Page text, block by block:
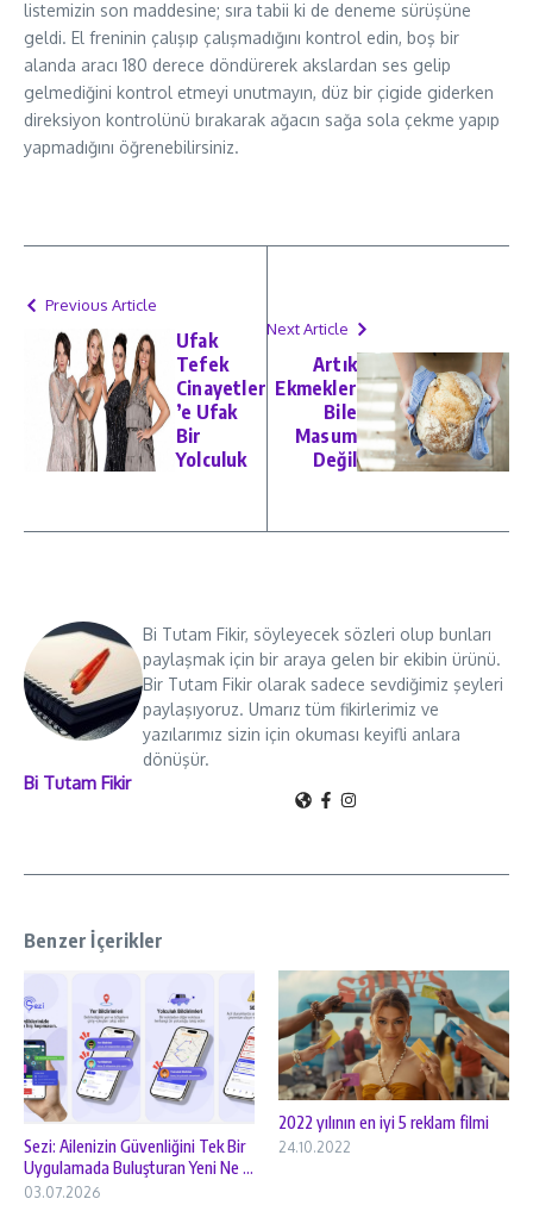
listemizin son maddesine; sıra tabii ki de deneme sürüşüne
geldi. El freninin çalışıp çalışmadığını kontrol edin, boş bir
alanda aracı 180 derece döndürerek akslardan ses gelip
gelmediğini kontrol etmeyi unutmayın, düz bir çigide giderken
direksiyon kontrolünü bırakarak ağacın sağa sola çekme yapıp
yapmadığını öğrenebilirsiniz.
Previous Article
Ufak
Tefek
Cinayetler
’e Ufak
Bir
Yolculuk
Next Article
Artık
Ekmekler
Bile
Masum
Değil
Bi Tutam Fikir
Bi Tutam Fikir, söyleyecek sözleri olup bunları
paylaşmak için bir araya gelen bir ekibin ürünü.
Bir Tutam Fikir olarak sadece sevdiğimiz şeyleri
paylaşıyoruz. Umarız tüm fikirlerimiz ve
yazılarımız sizin için okuması keyifli anlara
dönüşür.
Benzer İçerikler
Sezi: Ailenizin Güvenliğini Tek Bir
Uygulamada Buluşturan Yeni Ne ...
03.07.2026
2022 yılının en iyi 5 reklam filmi
24.10.2022